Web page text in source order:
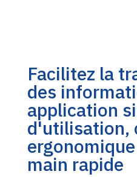
Facilitez la
des
application
d'utilisation,
main rapide